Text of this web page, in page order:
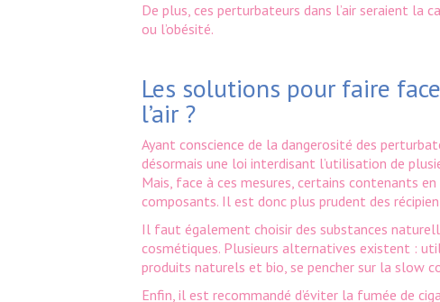
De plus, ces perturbateurs dans l’air seraient la
ou l’obésité.
Les solutions pour faire
l’air ?
Ayant conscience de la dangerosité des
désormais une loi interdisant l’utilisation de
Mais, face à ces mesures, certains contenants
composants. Il est donc plus prudent des
Il faut également choisir des substances
cosmétiques. Plusieurs alternatives existent :
produits naturels et bio, se pencher sur la slow
Enfin, il est recommandé d’éviter la fumée de